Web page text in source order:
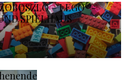
– LEGO®-
SPIELHAUS